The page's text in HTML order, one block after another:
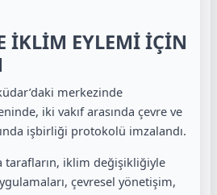
İKLİM EYLEMİ İÇİN
merkezinde
iki vakıf arasında çevre ve
işbirliği protokolü imzalandı.
tarafların, iklim değişikliğiyle
çevresel yönetişim,